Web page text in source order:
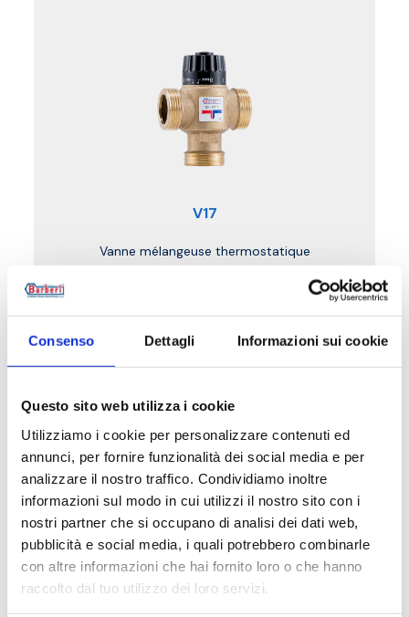
Consenso Dettagli Informazioni sui cookie
Questo sito web utilizza i cookie
Utilizziamo i cookie per personalizzare contenuti ed
annunci, per fornire funzionalità dei social media e per
analizzare il nostro traffico. Condividiamo inoltre
informazioni sul modo in cui utilizzi il nostro sito con i
nostri partner che si occupano di analisi dei dati web,
pubblicità e social media, i quali potrebbero combinarle
con altre informazioni che hai fornito loro o che hanno
raccolto dal tuo utilizzo dei loro servizi.
V17
Vanne mélangeuse thermostatique
: 90 °C.
Plage de réglage de la température: 30–65
Coefficient de débit
Pression maximum de service: 10 bar
Aller au produit